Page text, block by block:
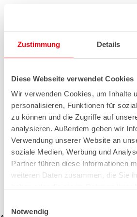
Zustimmung Details
Diese Webseite verwendet Cookies
Wir verwenden Cookies, um Inhalte
personalisieren, Funktionen für
zu können und die Zugriffe auf
analysieren. Außerdem geben wir
Verwendung unserer Website an
soziale Medien, Werbung und
Partner führen diese Informationen
weiteren Daten zusammen, die Sie
Notwendig